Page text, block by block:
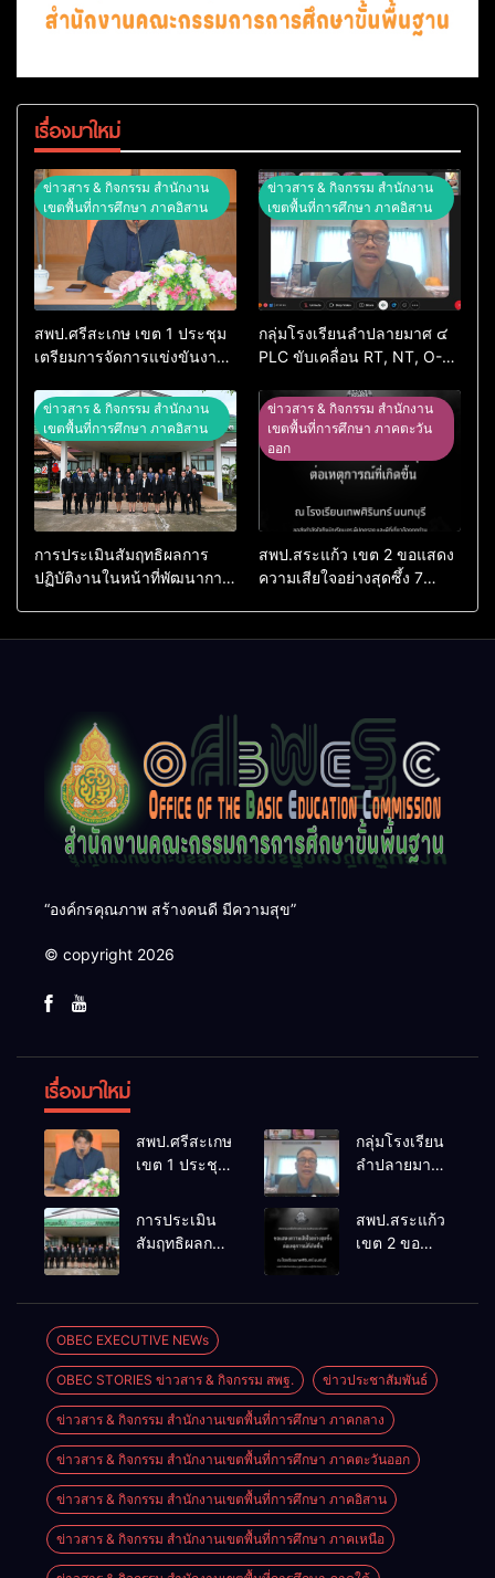
เรื่องมาใหม่
ข่าวสาร & กิจกรรม สำนักงาน
เขตพื้นที่การศึกษา ภาคอิสาน
สพป.ศรีสะเกษ เขต 1 ประชุม
เตรียมการจัดการแข่งขันงาน
74 ปีการศึกษา 2569
ข่าวสาร & กิจกรรม สำนักงาน
เขตพื้นที่การศึกษา ภาคอิสาน
กลุ่มโรงเรียนลำปลายมาศ ๔
PLC ขับเคลื่อน RT, NT, O-
ข่าวสาร & กิจกรรม สำนักงาน
เขตพื้นที่การศึกษา ภาคอิสาน
การประเมินสัมฤทธิผลการ
ปฏิบัติงานในหน้าที่พัฒนาการ
ข่าวสาร & กิจกรรม สำนักงาน
เขตพื้นที่การศึกษา ภาคตะวัน
ออก
สพป.สระแก้ว เขต 2 ขอแสดง
ความเสียใจอย่างสุดซึ้ง 7
“องค์กรคุณภาพ สร้างคนดี มีความสุข”
© copyright 2026
เรื่องมาใหม่
สพป.ศรีสะเกษ
เขต 1 ประชุม
จัดการ
แข่งขันงาน
ศิลปหัตถกรรม
74 ปีการ
ศึกษา 2569
กลุ่มโรงเรียน
ลำปลายมาศ
เคลื่อน RT,
NT, O-NET
การประเมิน
สัมฤทธิผลการ
ศึกษา
ตำแหน่ง รอง
ผู้อำนวยการ
สถานศึกษา
สพป.สระแก้ว
เขต 2 ขอ
OBEC EXECUTIVE NEWs
OBEC STORIES ข่าวสาร & กิจกรรม สพฐ. ข่าวประชาสัมพันธ์
ข่าวสาร & กิจกรรม สำนักงานเขตพื้นที่การศึกษา ภาคกลาง
ข่าวสาร & กิจกรรม สำนักงานเขตพื้นที่การศึกษา ภาคตะวันออก
ข่าวสาร & กิจกรรม สำนักงานเขตพื้นที่การศึกษา ภาคอิสาน
ข่าวสาร & กิจกรรม สำนักงานเขตพื้นที่การศึกษา ภาคเหนือ